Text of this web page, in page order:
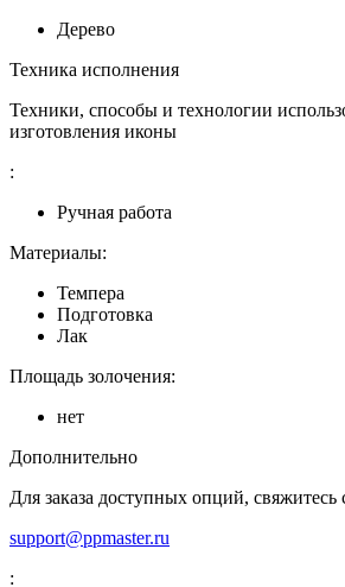
Дерево
Техника исполнения
Техники, способы и технологии
изготовления иконы
:
Ручная работа
Материалы:
Темпера
Подготовка
Лак
Площадь золочения:
нет
Дополнительно
Для заказа доступных опций, свяжитесь
support@ppmaster.ru
: